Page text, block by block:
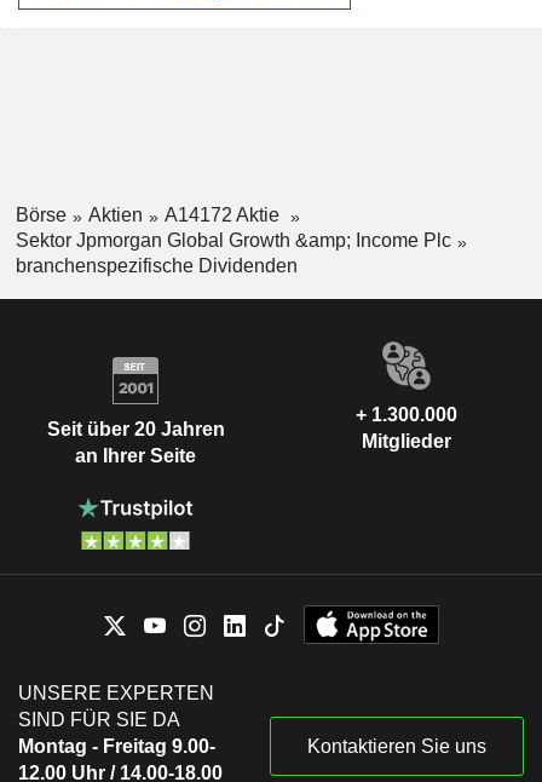
Börse Aktien
A14172 Aktie
Sektor Jpmorgan Global Growth &amp; Income Plc
branchenspezifische Dividenden
Seit über 20 Jahren
an Ihrer Seite
+ 1.300.000
Mitglieder
UNSERE EXPERTEN
SIND FÜR SIE DA
Montag - Freitag 9.00-
12.00 Uhr / 14.00-18.00
Kontaktieren Sie uns